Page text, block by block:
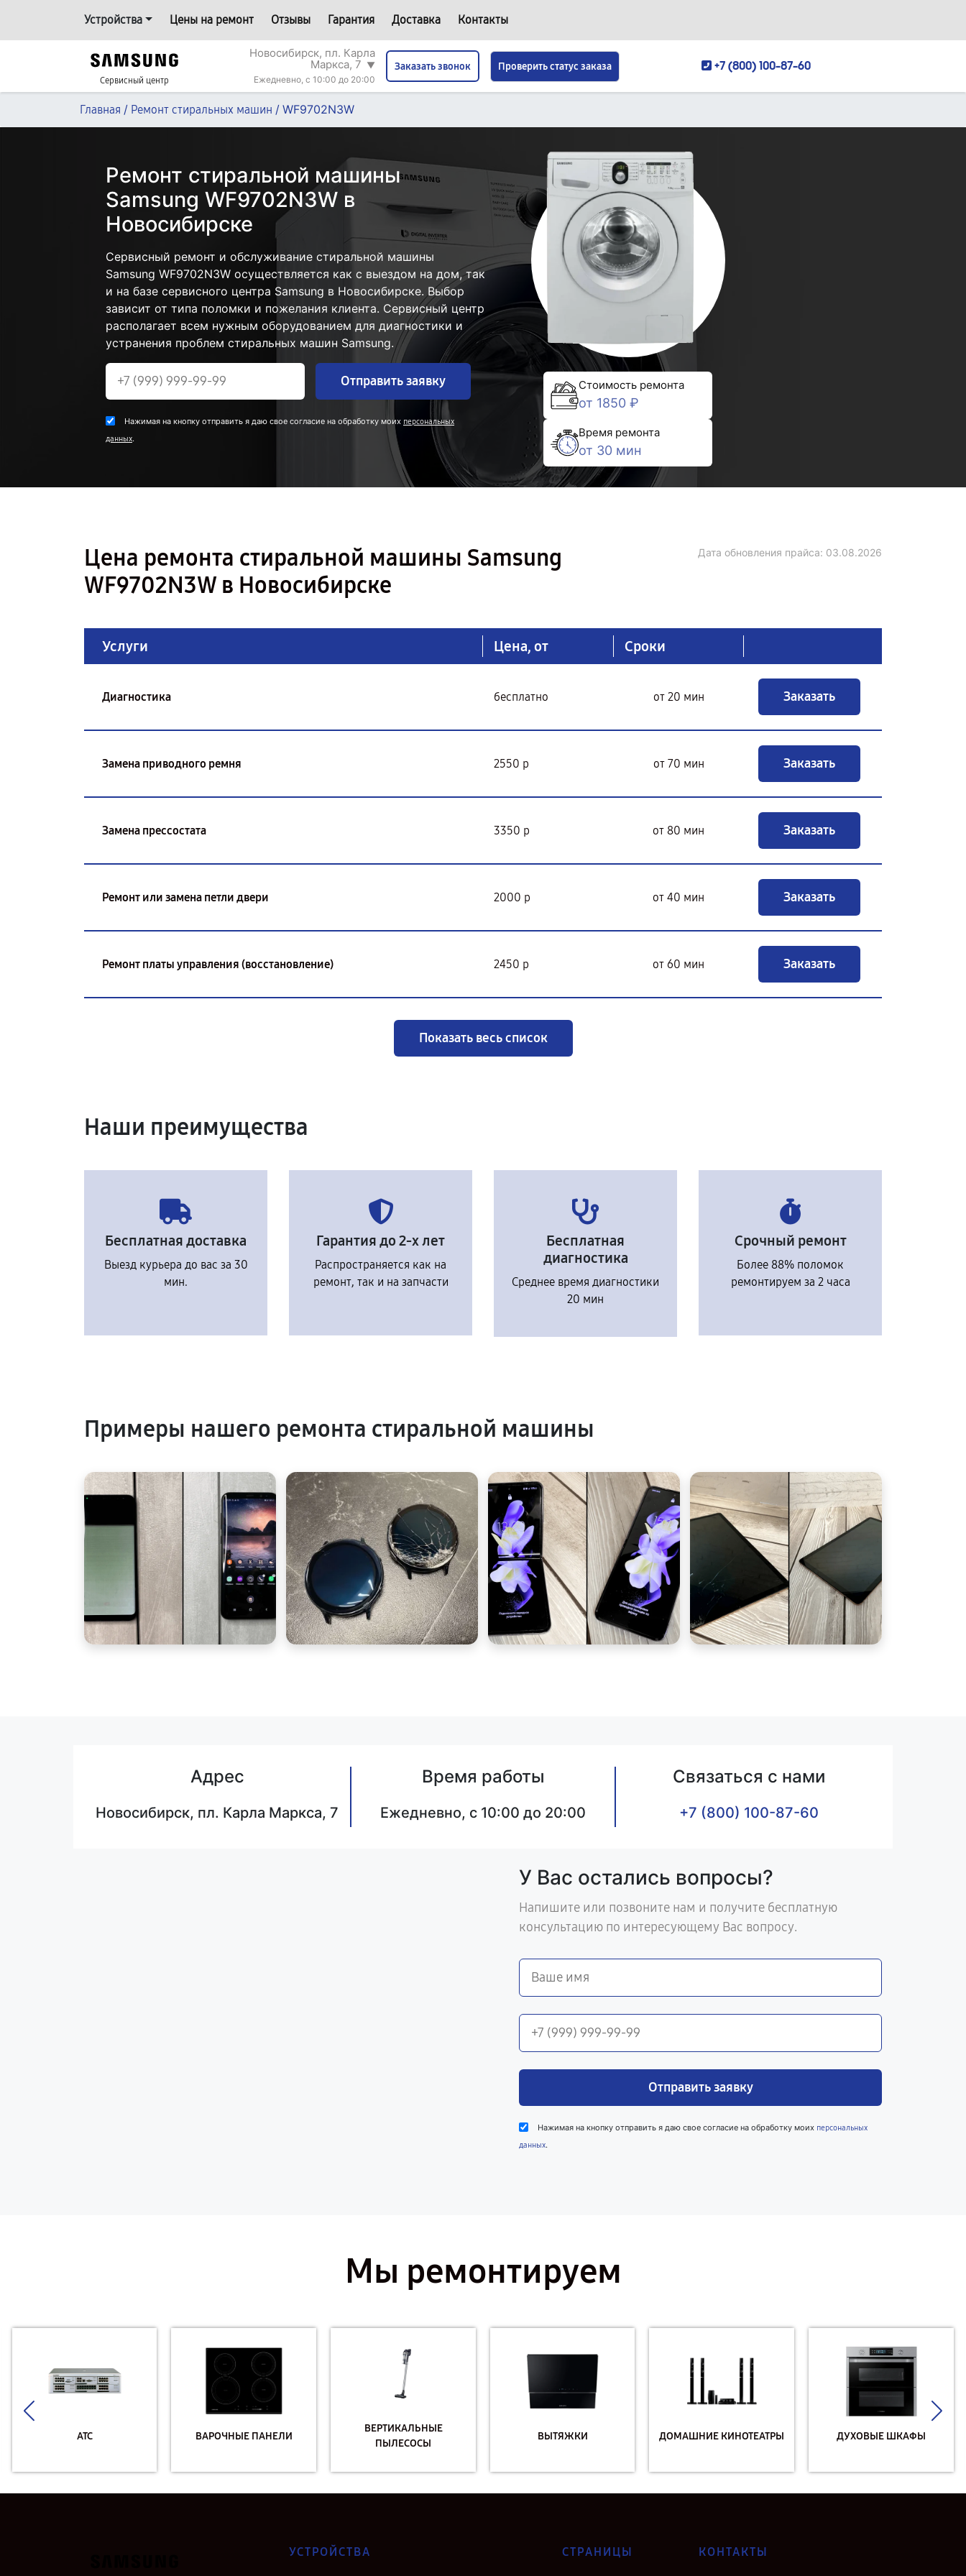
Устройства Цены на ремонт Отзывы Гарантия Доставка Контакты
Сервисный центр
Новосибирск, пл. Карла
Маркса, 7 ▼
Ежедневно, с 10:00 до 20:00
Заказать звонок Проверить статус заказа +7 (800) 100-87-60
Главная / Ремонт стиральных машин / WF9702N3W
Ремонт стиральной машины
Samsung WF9702N3W в
Новосибирске
Сервисный ремонт и обслуживание стиральной машины
Samsung WF9702N3W осуществляется как с выездом на дом, так
и на базе сервисного центра Samsung в Новосибирске. Выбор
зависит от типа поломки и пожелания клиента. Сервисный центр
располагает всем нужным оборудованием для диагностики и
устранения проблем стиральных машин Samsung.
Отправить заявку
Нажимая на кнопку отправить я даю свое согласие на обработку моих персональных
данных.
Стоимость ремонта
от 1850 ₽
Время ремонта
от 30 мин
Цена ремонта стиральной машины Samsung
WF9702N3W в Новосибирске
Дата обновления прайса: 03.08.2026
Услуги Цена, от Сроки
Диагностика бесплатно от 20 мин Заказать
Замена приводного ремня 2550 р от 70 мин Заказать
Замена прессостата 3350 р от 80 мин Заказать
Ремонт или замена петли двери 2000 р от 40 мин Заказать
Ремонт платы управления (восстановление) 2450 р от 60 мин Заказать
Показать весь список
Наши преимущества
Бесплатная доставка
Выезд курьера до вас за 30
мин.
Гарантия до 2-х лет
Распространяется как на
ремонт, так и на запчасти
Бесплатная
диагностика
Среднее время диагностики
20 мин
Срочный ремонт
Более 88% поломок
ремонтируем за 2 часа
Примеры нашего ремонта стиральной машины
Адрес
Новосибирск, пл. Карла Маркса, 7
Время работы
Ежедневно, с 10:00 до 20:00
Связаться с нами
+7 (800) 100-87-60
У Вас остались вопросы?
Напишите или позвоните нам и получите бесплатную
консультацию по интересующему Вас вопросу.
Отправить заявку
Нажимая на кнопку отправить я даю свое согласие на обработку моих персональных
данных.
Мы ремонтируем
АТС ВАРОЧНЫЕ ПАНЕЛИ
ВЕРТИКАЛЬНЫЕ
ПЫЛЕСОСЫ
ВЫТЯЖКИ ДОМАШНИЕ КИНОТЕАТРЫ ДУХОВЫЕ ШКАФЫ
УСТРОЙСТВА СТРАНИЦЫ КОНТАКТЫ